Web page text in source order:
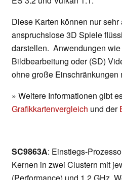
Diese Karten können nur sehr
anspruchslose 3D Spiele
darstellen. Anwendungen wie
Bildbearbeitung oder (SD)
ohne große Einschränkungen
» Weitere Informationen gibt
Grafikkartenvergleich und der
SC9863A: Einstiegs-
Kernen in zwei Clustern mit